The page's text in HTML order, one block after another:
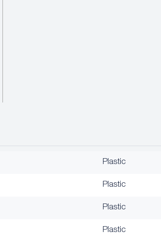
Plastic
Plastic
Plastic
Plastic